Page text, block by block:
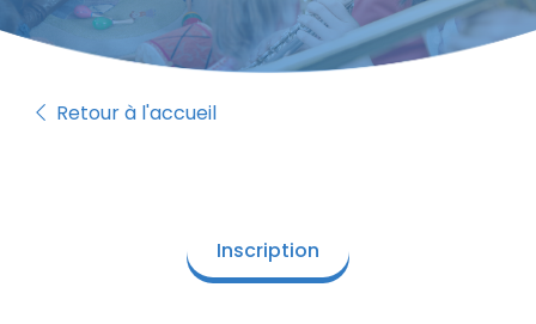
Retour à l'accueil
Inscription